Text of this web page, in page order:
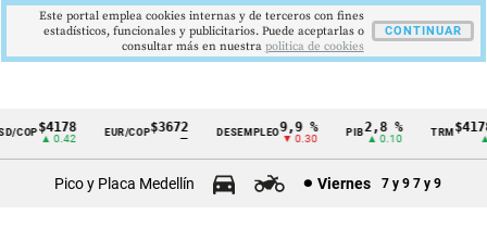
Cintillo
$4178
▲ 0.42
EUR/COP$3672 DESEMPLEO9,9 %
▼ 0.30
2,8 %
▲ 0.10
TRM
▲
Pico y Placa Medellín Viernes 7 y 9 7 y 9
Este portal emplea cookies internas y de terceros con fines
estadísticos, funcionales y publicitarios. Puede aceptarlas o
consultar más en nuestra politica de cookies
CONTINUAR